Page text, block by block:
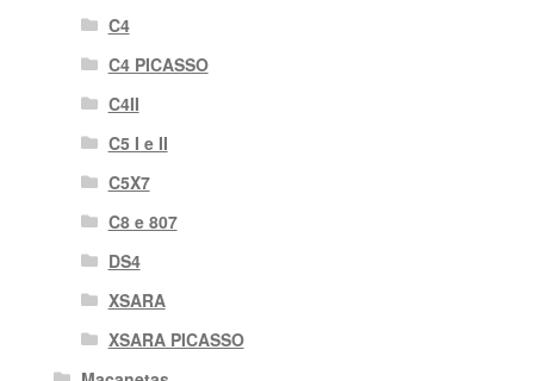
C4
C4 PICASSO
C4II
C5 I e II
C5X7
C8 e 807
DS4
XSARA
XSARA PICASSO